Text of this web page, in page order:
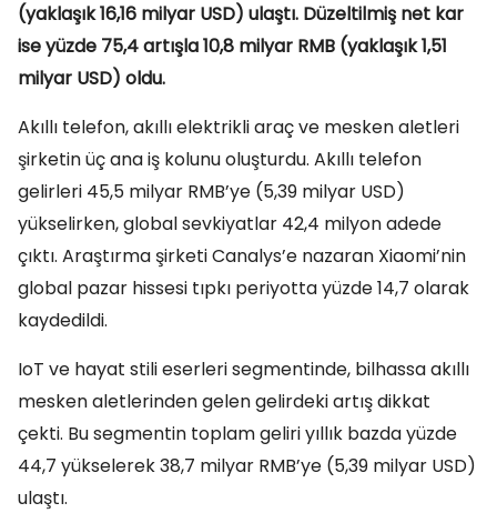
(yaklaşık 16,16 milyar USD) ulaştı. Düzeltilmiş net kar
ise yüzde 75,4 artışla 10,8 milyar RMB (yaklaşık 1,51
milyar USD) oldu.
Akıllı telefon, akıllı elektrikli araç ve mesken aletleri
şirketin üç ana iş kolunu oluşturdu. Akıllı telefon
gelirleri 45,5 milyar RMB’ye (5,39 milyar USD)
yükselirken, global sevkiyatlar 42,4 milyon adede
çıktı. Araştırma şirketi Canalys’e nazaran Xiaomi’nin
global pazar hissesi tıpkı periyotta yüzde 14,7 olarak
kaydedildi.
IoT ve hayat stili eserleri segmentinde, bilhassa akıllı
mesken aletlerinden gelen gelirdeki artış dikkat
çekti. Bu segmentin toplam geliri yıllık bazda yüzde
44,7 yükselerek 38,7 milyar RMB’ye (5,39 milyar USD)
ulaştı.